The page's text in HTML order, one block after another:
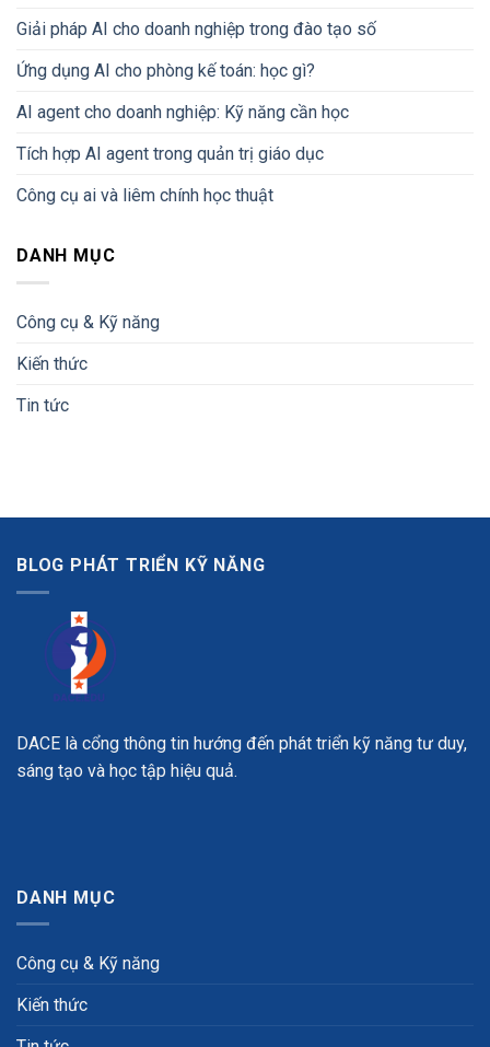
Giải pháp AI cho doanh nghiệp trong đào tạo số
Ứng dụng AI cho phòng kế toán: học gì?
AI agent cho doanh nghiệp: Kỹ năng cần học
Tích hợp AI agent trong quản trị giáo dục
Công cụ ai và liêm chính học thuật
DANH MỤC
Công cụ & Kỹ năng
Kiến thức
Tin tức
BLOG PHÁT TRIỂN KỸ NĂNG
DACE là cổng thông tin hướng đến phát triển kỹ năng tư duy,
sáng tạo và học tập hiệu quả.
DANH MỤC
Công cụ & Kỹ năng
Kiến thức